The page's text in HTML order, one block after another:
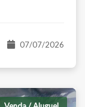
07/07/2026